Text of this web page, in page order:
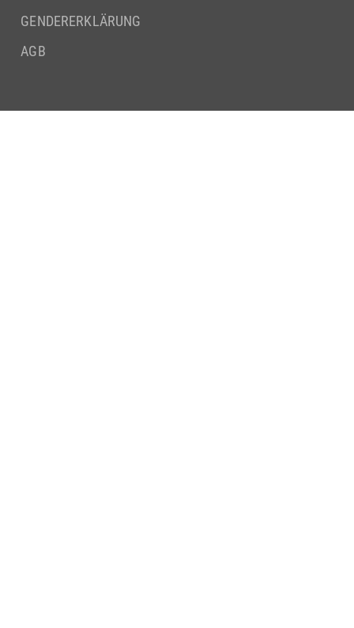
GENDERERKLÄRUNG
AGB